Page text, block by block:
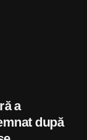
a
după